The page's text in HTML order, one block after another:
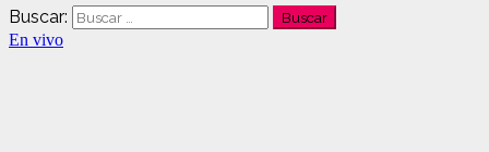
Buscar:
En vivo